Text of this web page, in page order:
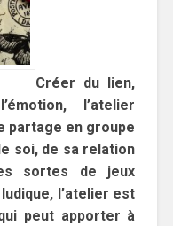
Créer du lien,
l’atelier
partage en groupe
soi, de sa relation
sortes de jeux
l’atelier est
peut apporter à